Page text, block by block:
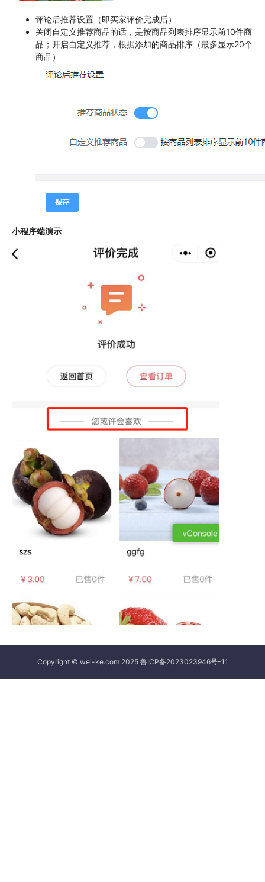
评论后推荐设置（即买家评价完成后）
关闭自定义推荐商品的话，是按商品列表排序显示前10件商
品；开启自定义推荐，根据添加的商品排序（最多显示20个
商品）
小程序端演示
Copyright © wei-ke.com 2025 鲁ICP备2023023946号-11